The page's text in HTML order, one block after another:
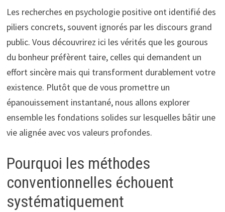
Les recherches en psychologie positive ont identifié des
piliers concrets, souvent ignorés par les discours grand
public. Vous découvrirez ici les vérités que les gourous
du bonheur préfèrent taire, celles qui demandent un
effort sincère mais qui transforment durablement votre
existence. Plutôt que de vous promettre un
épanouissement instantané, nous allons explorer
ensemble les fondations solides sur lesquelles bâtir une
vie alignée avec vos valeurs profondes.
Pourquoi les méthodes
conventionnelles échouent
systématiquement